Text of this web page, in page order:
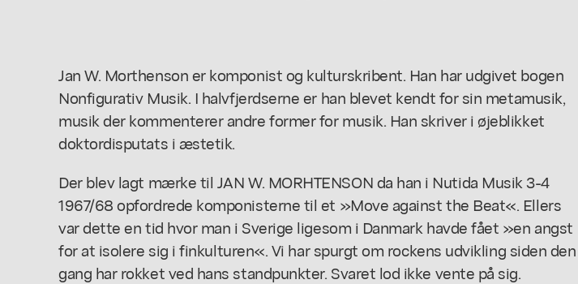
Jan W. Morthenson er komponist og kulturskribent. Han har udgivet bogen
Nonfigurativ Musik. I halvfjerdserne er han blevet kendt for sin metamusik,
musik der kommenterer andre former for musik. Han skriver i øjeblikket
doktordisputats i æstetik.
Der blev lagt mærke til JAN W. MORHTENSON da han i Nutida Musik 3-4
1967/68 opfordrede komponisterne til et »Move against the Beat«. Ellers
var dette en tid hvor man i Sverige ligesom i Danmark havde fået »en angst
for at isolere sig i finkulturen«. Vi har spurgt om rockens udvikling siden den
gang har rokket ved hans standpunkter. Svaret lod ikke vente på sig.